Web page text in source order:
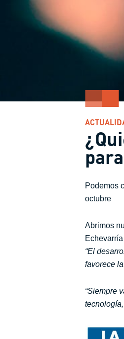
Podemos
octubre
Abrimos
“El
favorece
“Siempre